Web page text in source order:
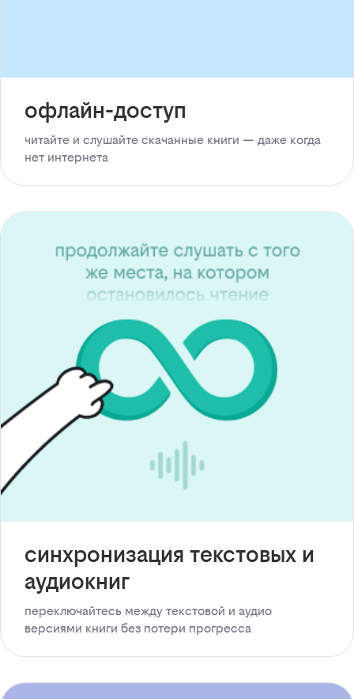
офлайн-доступ
читайте и слушайте скачанные книги — даже когда
нет интернета
синхронизация текстовых и
аудиокниг
переключайтесь между текстовой и аудио
версиями книги без потери прогресса